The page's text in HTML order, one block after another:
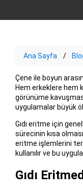
Ana Sayfa
Çene ile boyun
Hem erkeklere hem
görünüme
uygulamalar büyük
Gıdı eritme için
sürecinin kısa
eritme işlemlerini
kullanılır ve bu
Gıdı